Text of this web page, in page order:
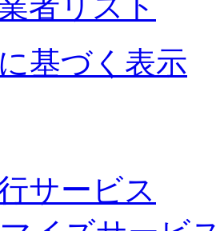
者リスト
基づく表示
サービス